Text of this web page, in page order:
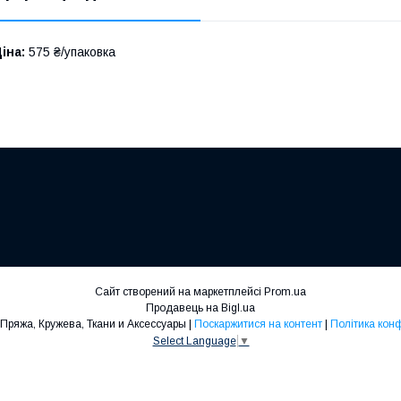
575 ₴/упаковка
Сайт створений на маркетплейсі Prom.ua
Продавець на Bigl.ua
Rasel Shop - Пряжа, Кружева, Ткани и Аксессуары | Поскаржитися на контент | Політика
Select Language ▼